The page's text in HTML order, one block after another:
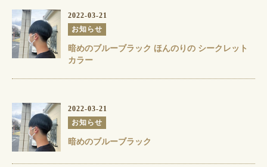
2022-03-21
お知らせ
暗めのブルーブラック️️ ほんのりの シークレット
カラー
2022-03-21
お知らせ
暗めのブルーブラック️️